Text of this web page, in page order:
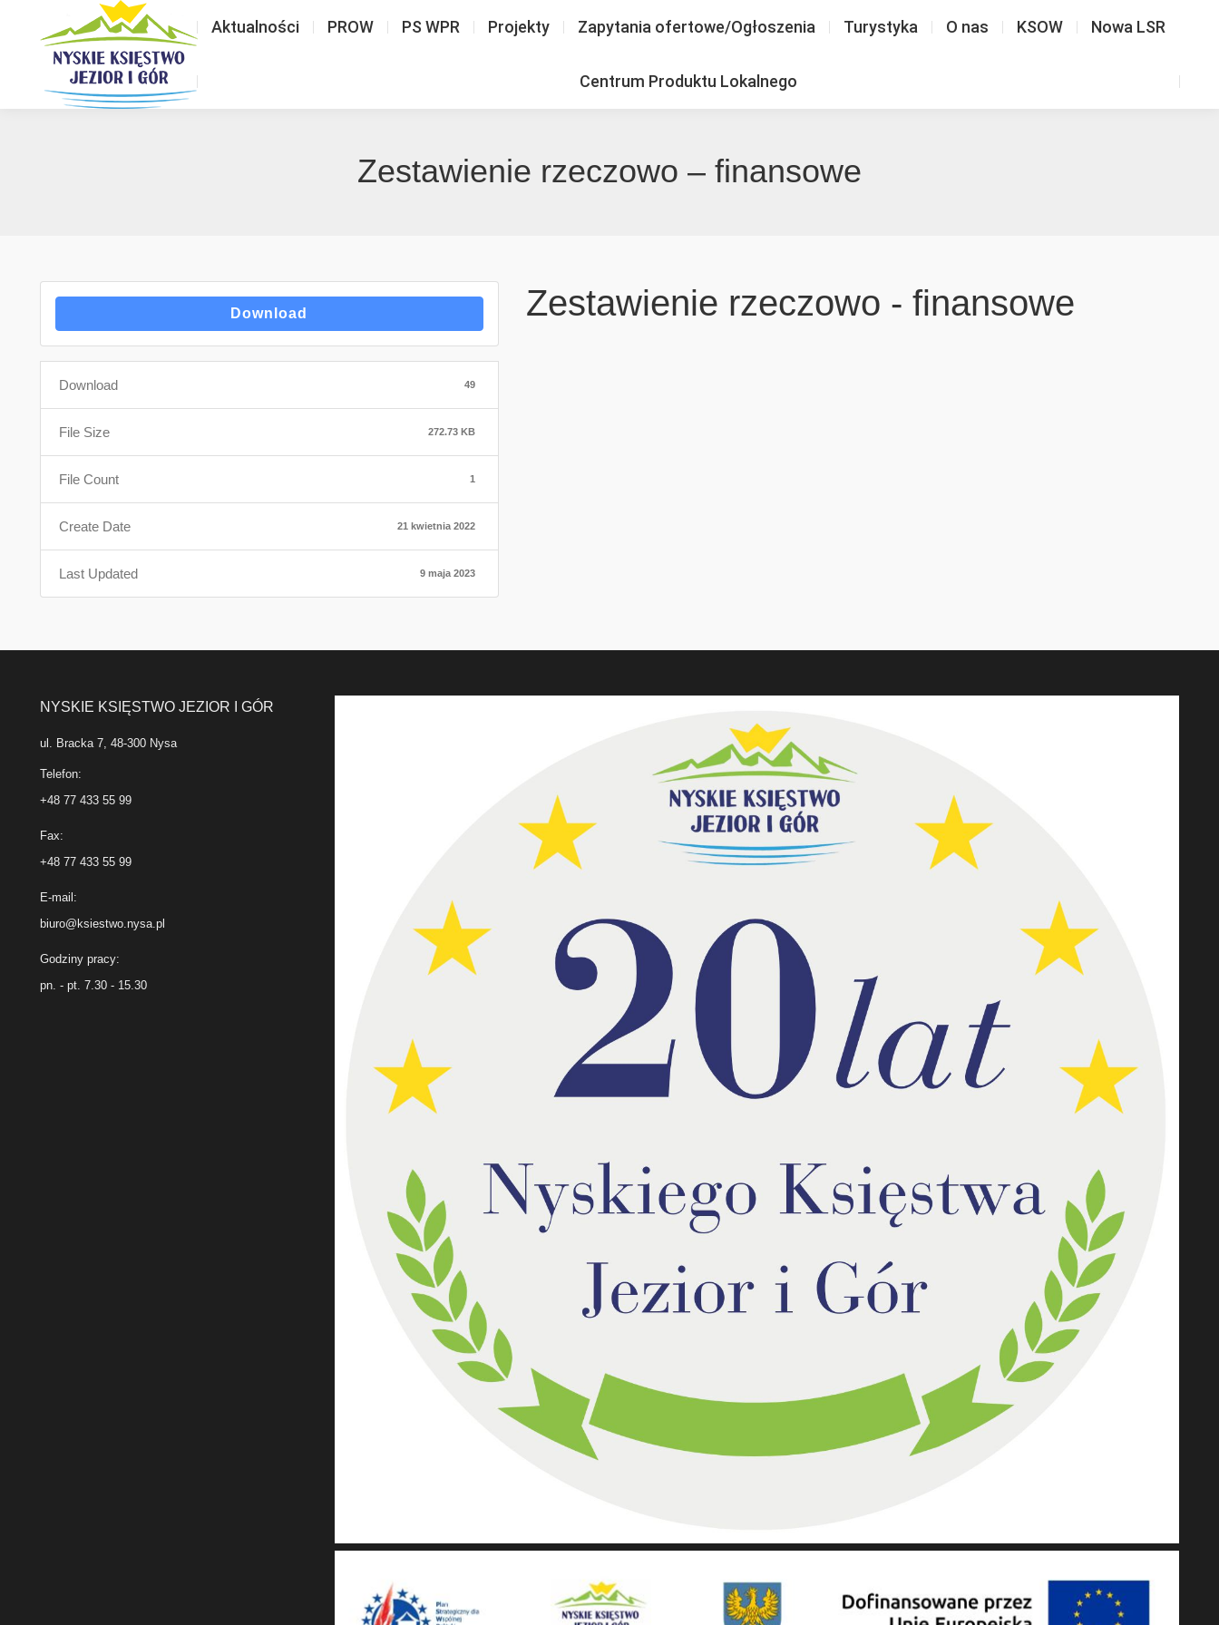
Aktualności PROW PS WPR Projekty Zapytania ofertowe/Ogłoszenia Turystyka O nas KSOW Nowa LSR
Centrum Produktu Lokalnego
Zestawienie rzeczowo – finansowe
Download
Download 49
File Size 272.73 KB
File Count 1
Create Date 21 kwietnia 2022
Last Updated 9 maja 2023
Zestawienie rzeczowo - finansowe
NYSKIE KSIĘSTWO JEZIOR I GÓR
ul. Bracka 7, 48-300 Nysa
Telefon:
+48 77 433 55 99
Fax:
+48 77 433 55 99
E-mail:
biuro@ksiestwo.nysa.pl
Godziny pracy:
pn. - pt. 7.30 - 15.30